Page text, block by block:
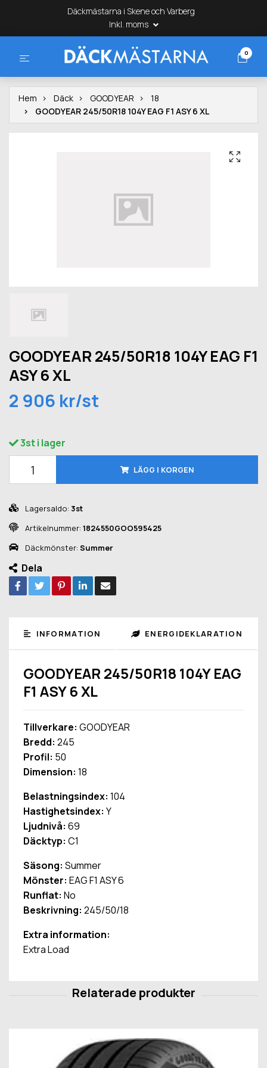
Däckmästarna i Skene och Varberg
Inkl. moms
0
Hem Däck GOODYEAR
18
GOODYEAR 245/50R18 104Y EAG F1 ASY 6 XL
GOODYEAR 245/50R18 104Y EAG F1
ASY 6 XL
2 906 kr/st
3st i lager
LÄGG I KORGEN
Lagersaldo: 3st
Artikelnummer: 1824550GOO595425
Däckmönster: Summer
Dela
INFORMATION ENERGIDEKLARATION
GOODYEAR 245/50R18 104Y EAG
F1 ASY 6 XL
Tillverkare: GOODYEAR
Bredd: 245
Profil: 50
Dimension: 18
Belastningsindex: 104
Hastighetsindex: Y
Ljudnivå: 69
Däcktyp: C1
Säsong: Summer
Mönster: EAG F1 ASY 6
Runflat: No
Beskrivning: 245/50/18
Extra information:
Extra Load